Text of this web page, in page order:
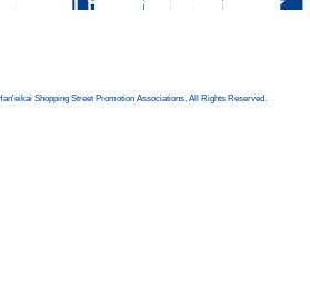
Shopping Street Promotion Associations, All Rights Reserved.